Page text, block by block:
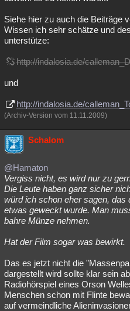
Siehe hier zu auch die Beiträge
Wissen ich sehr schätze und
unterstütze:
http://indalosia.de/
und
http://indalosia.de/
(Archiv-Version vom 11.11.2009)
Schalom
@Hamaton
Vergiss nicht, es wird nur zu
Die Leute haben ganz sicher
würd ich schon eher sagen,
etwas geweckt wurde. Man
bahre Münze nehmen.
Hat der Film sogar was bewirkt.
Das es jetzt nicht die
dargestellt wird sollte klar sein
Radiohörspiel eines Orson
Menschen schon mit Flinte
auf vermeindliche